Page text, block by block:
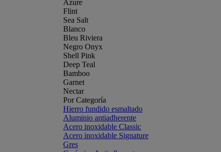
Azure
Flint
Sea Salt
Blanco
Bleu Riviera
Negro Onyx
Shell Pink
Deep Teal
Bamboo
Garnet
Nectar
Por Categoría
Hierro fundido esmaltado
Aluminio antiadherente
Acero inoxidable Classic
Acero inoxidable Signature
Gres